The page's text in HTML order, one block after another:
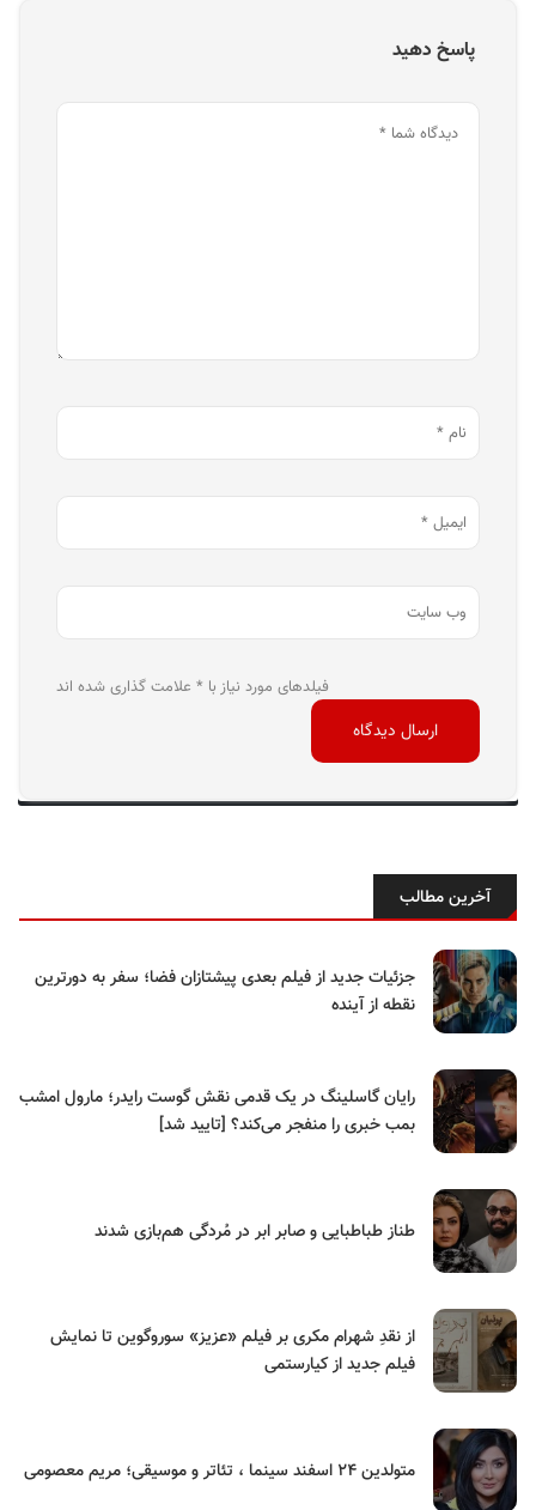
پاسخ دهید
فیلدهای مورد نیاز با * علامت گذاری شده اند
آخرین مطالب
جزئیات جدید از فیلم بعدی پیشتازان فضا؛ سفر به دورترین
نقطه از آینده
رایان گاسلینگ در یک قدمی نقش گوست رایدر؛ مارول امشب
بمب خبری را منفجر می‌کند؟ [تایید شد]
طناز طباطبایی و صابر ابر در مُردگی هم‌بازی شدند
از نقدِ شهرام مکری بر فیلم «عزیز» سوروگوین تا نمایش
فیلم جدید از کیارستمی
متولدین ۲۴ اسفند سینما ، تئاتر و موسیقی؛ مریم معصومی